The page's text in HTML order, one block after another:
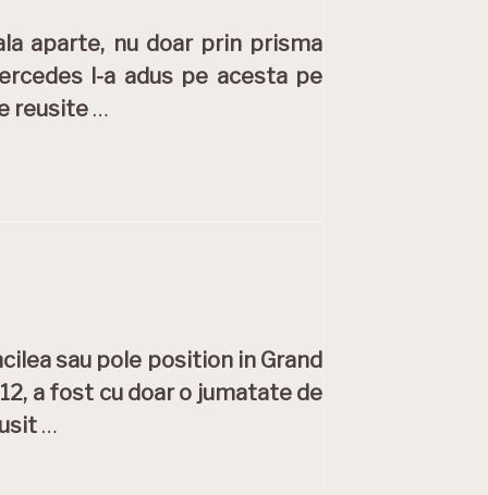
aparte, nu doar prin prisma
l-a adus pe acesta pe
reusite …
sau pole position in Grand
a fost cu doar o jumatate de
…